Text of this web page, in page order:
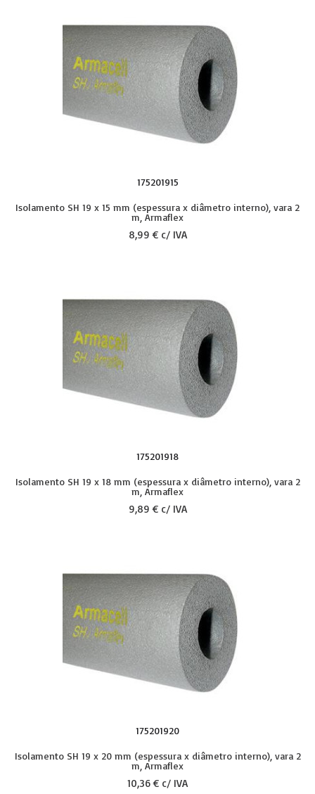
175201915
Isolamento SH 19 x 15 mm (espessura x diâmetro interno), vara 2
m, Armaflex
8,99 € c/ IVA
175201918
Isolamento SH 19 x 18 mm (espessura x diâmetro interno), vara 2
m, Armaflex
9,89 € c/ IVA
175201920
Isolamento SH 19 x 20 mm (espessura x diâmetro interno), vara 2
m, Armaflex
10,36 € c/ IVA